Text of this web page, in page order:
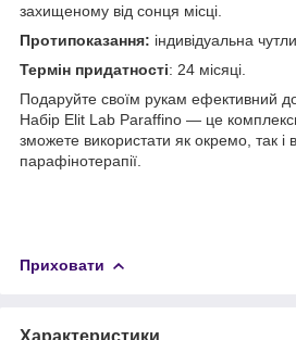
захищеному від сонця місці.
Протипоказання: індивідуальна
Термін придатності: 24 місяці.
Подаруйте своїм рукам ефективний
Набір Elit Lab Paraffino — це
зможете використати як окремо, так і
парафінотерапії.
Приховати
Характеристики